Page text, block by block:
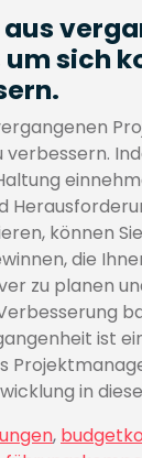
aus
um sich
können
die
zu planen
ist
in
,